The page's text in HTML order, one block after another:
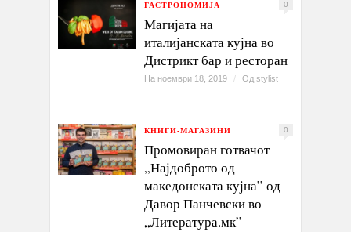
ГАСТРОНОМИЈА 0
Магијата на
италијанската кујна во
Дистрикт бар и ресторан
На ноември 18, 2019 / Од stylist
КНИГИ-МАГАЗИНИ 0
Промовиран готвачот
„Најдоброто од
македонската кујна” од
Давор Панчевски во
„Литература.мк”